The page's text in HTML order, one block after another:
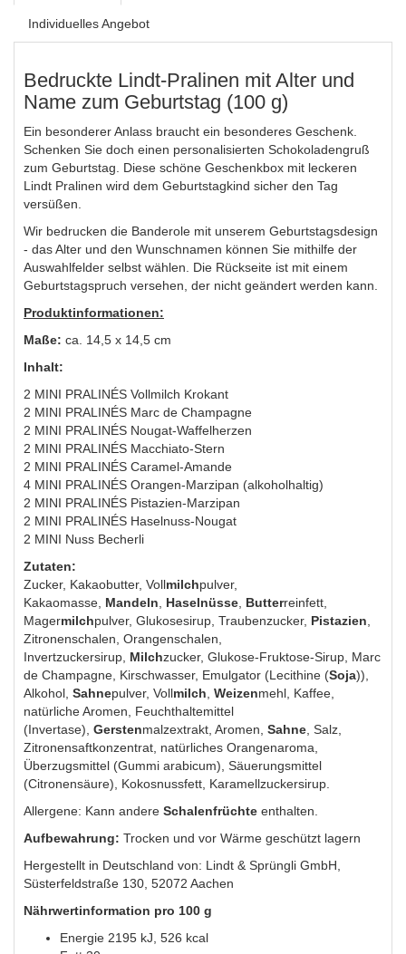
Individuelles Angebot
Bedruckte Lindt-Pralinen mit Alter und
Name zum Geburtstag (100 g)
Ein besonderer Anlass braucht ein besonderes Geschenk.
Schenken Sie doch einen personalisierten Schokoladengruß
zum Geburtstag. Diese schöne Geschenkbox mit leckeren
Lindt Pralinen wird dem Geburtstagkind sicher den Tag
versüßen.
Wir bedrucken die Banderole mit unserem Geburtstagsdesign
- das Alter und den Wunschnamen können Sie mithilfe der
Auswahlfelder selbst wählen. Die Rückseite ist mit einem
Geburtstagspruch versehen, der nicht geändert werden kann.
Produktinformationen:
Maße: ca. 14,5 x 14,5 cm
Inhalt:
2 MINI PRALINÉS Vollmilch Krokant
2 MINI PRALINÉS Marc de Champagne
2 MINI PRALINÉS Nougat-Waffelherzen
2 MINI PRALINÉS Macchiato-Stern
2 MINI PRALINÉS Caramel-Amande
4 MINI PRALINÉS Orangen-Marzipan (alkoholhaltig)
2 MINI PRALINÉS Pistazien-Marzipan
2 MINI PRALINÉS Haselnuss-Nougat
2 MINI Nuss Becherli
Zutaten:
Zucker, Kakaobutter, Vollmilchpulver,
Kakaomasse, Mandeln Haselnüsse Butterreinfett,
Magermilchpulver, Glukosesirup, Traubenzucker, Pistazien
Zitronenschalen, Orangenschalen,
Invertzuckersirup, Milchzucker, Glukose-Fruktose-Sirup, Marc
de Champagne, Kirschwasser, Emulgator (Lecithine (Soja)),
Alkohol, Sahnepulver, Vollmilch Weizenmehl, Kaffee,
natürliche Aromen, Feuchthaltemittel
(Invertase), Gerstenmalzextrakt, Aromen, Sahne , Salz,
Zitronensaftkonzentrat, natürliches Orangenaroma,
Überzugsmittel (Gummi arabicum), Säuerungsmittel
(Citronensäure), Kokosnussfett, Karamellzuckersirup.
Allergene: Kann andere Schalenfrüchte enthalten.
Aufbewahrung: Trocken und vor Wärme geschützt lagern
Hergestellt in Deutschland von: Lindt & Sprüngli GmbH,
Süsterfeldstraße 130, 52072 Aachen
Nährwertinformation pro 100 g
Energie 2195 kJ, 526 kcal